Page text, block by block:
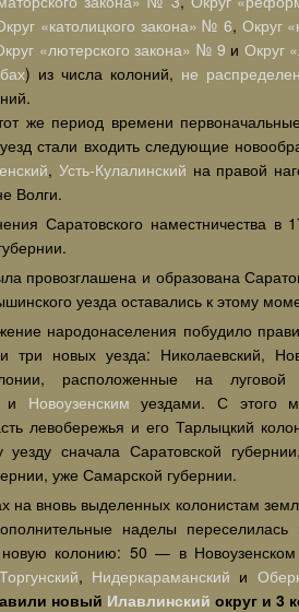
«католицкого закона» № 6, Округ
«лютерского закона» № 9 и Округ
) из числа колоний, не
же период времени
стали входить следующие
, Усть-Кулалинский на правой
Волги.
Саратовского наместничества
провозглашена и образована
уезда оставались к этому
народонаселения побудило
три новых уезда: Николаевский,
расположенные на
и Новоузенским уездами. С этого
левобережья и его Тарлыцкий
уезду сначала Саратовской
уже Самарской губернии.
на вновь выделенных колонистам
наделы
колонию: 50 — в Новоузенском
Торгунский, Нидеркараманский и
новый Илавлинский округ и 3